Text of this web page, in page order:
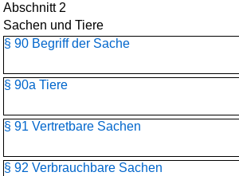
Abschnitt 2
Sachen und Tiere
§ 90 Begriff der Sache
§ 90a Tiere
§ 91 Vertretbare Sachen
§ 92 Verbrauchbare Sachen